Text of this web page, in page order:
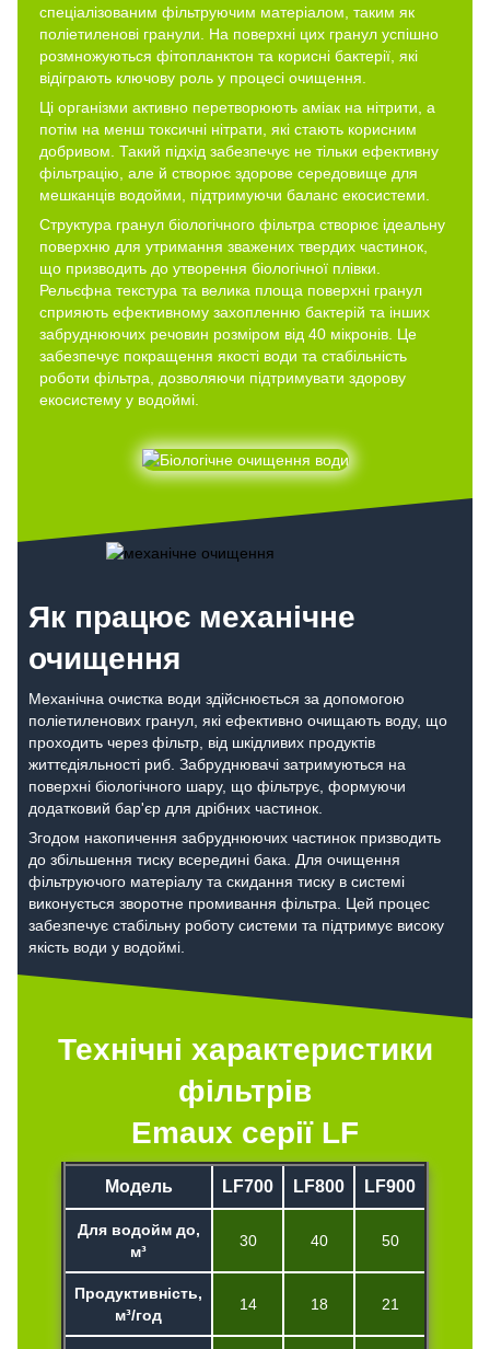
спеціалізованим фільтруючим матеріалом, таким як
поліетиленові гранули. На поверхні цих гранул успішно
розмножуються фітопланктон та корисні бактерії, які
відіграють ключову роль у процесі очищення.
Ці організми активно перетворюють аміак на нітрити, а
потім на менш токсичні нітрати, які стають корисним
добривом. Такий підхід забезпечує не тільки ефективну
фільтрацію, але й створює здорове середовище для
мешканців водойми, підтримуючи баланс екосистеми.
Структура гранул біологічного фільтра створює ідеальну
поверхню для утримання зважених твердих частинок,
що призводить до утворення біологічної плівки.
Рельєфна текстура та велика площа поверхні гранул
сприяють ефективному захопленню бактерій та інших
забруднюючих речовин розміром від 40 мікронів. Це
забезпечує покращення якості води та стабільність
роботи фільтра, дозволяючи підтримувати здорову
екосистему у водоймі.
Як працює механічне
очищення
Механічна очистка води здійснюється за допомогою
поліетиленових гранул, які ефективно очищають воду, що
проходить через фільтр, від шкідливих продуктів
життєдіяльності риб. Забруднювачі затримуються на
поверхні біологічного шару, що фільтрує, формуючи
додатковий бар'єр для дрібних частинок.
Згодом накопичення забруднюючих частинок призводить
до збільшення тиску всередині бака. Для очищення
фільтруючого матеріалу та скидання тиску в системі
виконується зворотне промивання фільтра. Цей процес
забезпечує стабільну роботу системи та підтримує високу
якість води у водоймі.
Технічні характеристики
фільтрів
Emaux серії LF
Модель LF700 LF800 LF900
Для водойм до,
м³
30 40 50
Продуктивність,
м³/год
14 18 21